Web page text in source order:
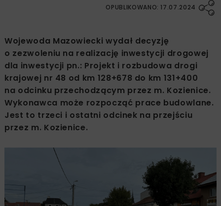
OPUBLIKOWANO: 17.07.2024
Wojewoda Mazowiecki wydał decyzję
o zezwoleniu na realizację inwestycji drogowej
dla inwestycji pn.: Projekt i rozbudowa drogi
krajowej nr 48 od km 128+678 do km 131+400
na odcinku przechodzącym przez m. Kozienice.
Wykonawca może rozpocząć prace budowlane.
Jest to trzeci i ostatni odcinek na przejściu
przez m. Kozienice.